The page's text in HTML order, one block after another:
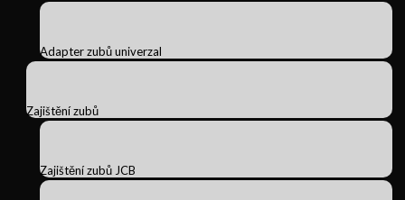
Adapter zubů univerzal
Zajištění zubů
Zajištění zubů JCB